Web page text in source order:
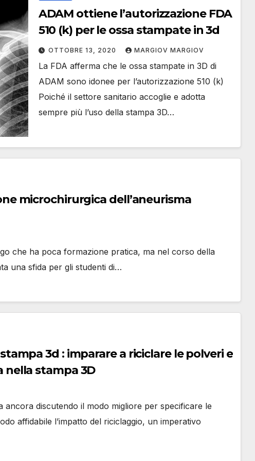
ADAM ottiene l’autorizzazione FDA
510 (k) per le ossa stampate in 3d
OTTOBRE 13, 2020 MARGIOV MARGIOV
La FDA afferma che le ossa stampate in 3D di
ADAM sono idonee per l’autorizzazione 510 (k)
Poiché il settore sanitario accoglie e adotta
sempre più l’uso della stampa 3D…
microchirurgica dell’aneurisma
che ha poca formazione pratica, ma nel corso della
una sfida per gli studenti di…
3d : imparare a riciclare le polveri e
nella stampa 3D
ancora discutendo il modo migliore per specificare le
affidabile l’impatto del riciclaggio, un imperativo